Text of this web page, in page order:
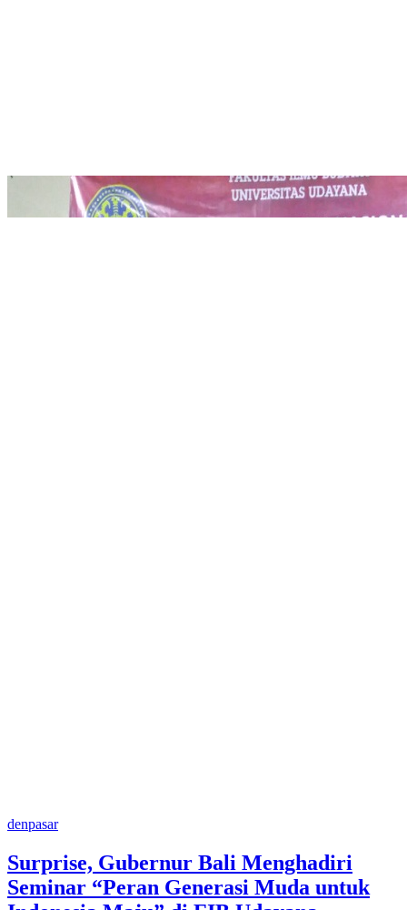
denpasar
Surprise, Gubernur Bali Menghadiri
Seminar “Peran Generasi Muda untuk